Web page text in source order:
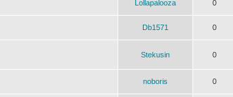
Lollapalooza 0
Db1571 0
Stekusin 0
noboris 0